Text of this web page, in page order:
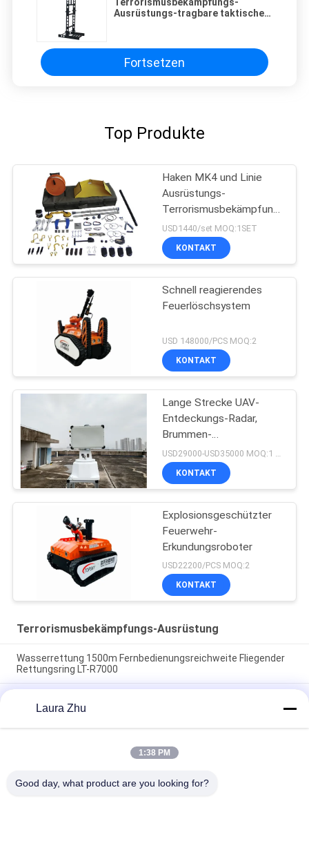
Terrorismusbekämpfungs-
Ausrüstungs-tragbare taktische
Fortsetzen
Top Produkte
Haken MK4 und Linie
Ausrüstungs-
Terrorismusbekämpfungs-
Ausrüstung für Griff-
Verdächtig-Sprengstoff
USD1440/set MOQ:1SET
KONTAKT
Schnell reagierendes
Feuerlöschsystem
USD 148000/PCS MOQ:2
KONTAKT
Lange Strecke UAV-
Entdeckungs-Radar,
Brummen-
Überwachungsradar
KONTAKT
Explosionsgeschützter
Feuerwehr-
Erkundungsroboter
USD22200/PCS MOQ:2
KONTAKT
Terrorismusbekämpfungs-Ausrüstung
Wasserrettung 1500m Fernbedienungsreichweite Fliegender
Rettungsring LT-R7000
Laserentfernung für Minen mit einer Reichweite von 300 m,
Explosionssicherer Feuerwehrroboter mit 6500N
Traktionskraft 1100m Fernbedienung und 78,1%
Laura Zhu
1:38 PM
Good day, what product are you looking for?